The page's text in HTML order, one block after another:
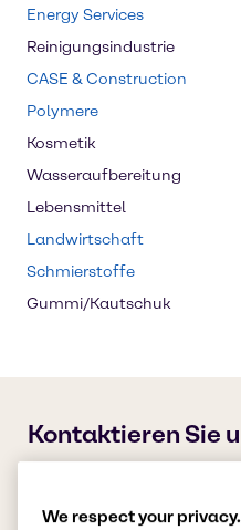
Energy Services
Reinigungsindustrie
CASE & Construction
Polymere
Kosmetik
Wasseraufbereitung
Lebensmittel
Landwirtschaft
Schmierstoffe
Gummi/Kautschuk
We respect your privacy.